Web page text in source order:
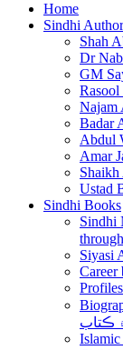
Home
Sindhi
Shah
Dr
GM
Najam
Badar
Abdul
Amar
Shaikh
Ustad
Sindhi Books
Sindhi
Siyasi
Career
Profiles
ڪتاب